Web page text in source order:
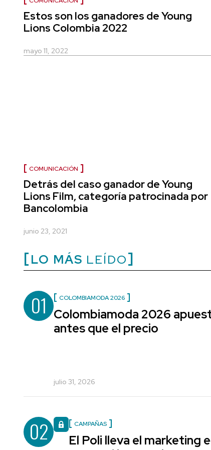
Estos son los ganadores de Young
Lions Colombia 2022
mayo 11, 2022
COMUNICACIÓN
Detrás del caso ganador de Young
Lions Film, categoría patrocinada por
Bancolombia
junio 23, 2021
LO MÁS LEÍDO
01 COLOMBIAMODA 2026
Colombiamoda 2026
antes que el precio
julio 31, 2026
02 CAMPAÑAS
El Poli lleva el marketing